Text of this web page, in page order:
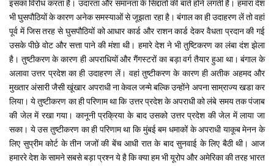
इसका विरोध करता है। उदारता और समानता के सिद्दांतों की बातें होने लगती हैं। हमारा देश
भी घुसपौठियों के कारण अनेक समस्याओं से जूझता रहा है। बंगाल का ही उदाहरण लें तो वहां
पूर्व में जिस तरह से घुसपौठियों को आधार कार्ड और राशन कार्ड देकर वैधता प्रदान की गई
उसके पीछे वोट और सत्ता पाने की मंशा थी। हमारे देश ने भी तुष्टिकरण का लंबा दंश झेला
है। तुष्टीकरण के कारण ही अपराधियों और गैंगस्टरों का बड़ा वर्ग तैयार हुआ था। बंगाल के
अलावा उत्तर प्रदेश का ही उदाहरण लें। वहां तुष्टीकरण के कारण ही अतीक अहमद और
मुख्तार अंसारी जैसी खूंखार अपराधी ना केवल जन्मे बल्कि उन्होंने अपना साम्राज्य खडा कर
लिया। ये तुष्टीकरण का ही परिणाम था कि उत्तर प्रदेश के अपराधी को लंबे समय तक पंजाब
की जेल में रखा गया। कानूनी प्रक्रिया के बाद उसको उत्तर प्रदेश की जेल में लाया जा
सका। ये उस तुष्टीकरण का ही परिणाम था कि मुंबई बम धमाकों के अपराधी याकूब मेनन के
लिए सुप्रीम कोर्ट के तीन जजों की बेंच आधी रात के बाद सुनवाई के लिए बैठी थी। आज
हमाररे देश के सामने सबसे बड़ा प्रश्न ये है कि क्या हम भी यूरोप और अमेरिका की तरह भारत